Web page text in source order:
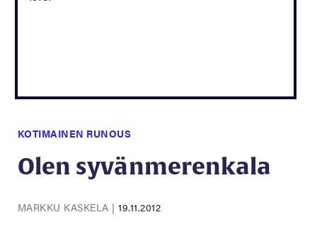
KOTIMAINEN RUNOUS
Olen syvänmerenkala
MARKKU KASKELA |19.11.2012